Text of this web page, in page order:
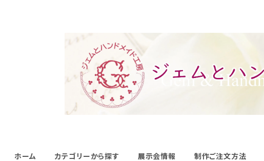
ホーム カテゴリーから探す 展示会情報 制作ご注文方法